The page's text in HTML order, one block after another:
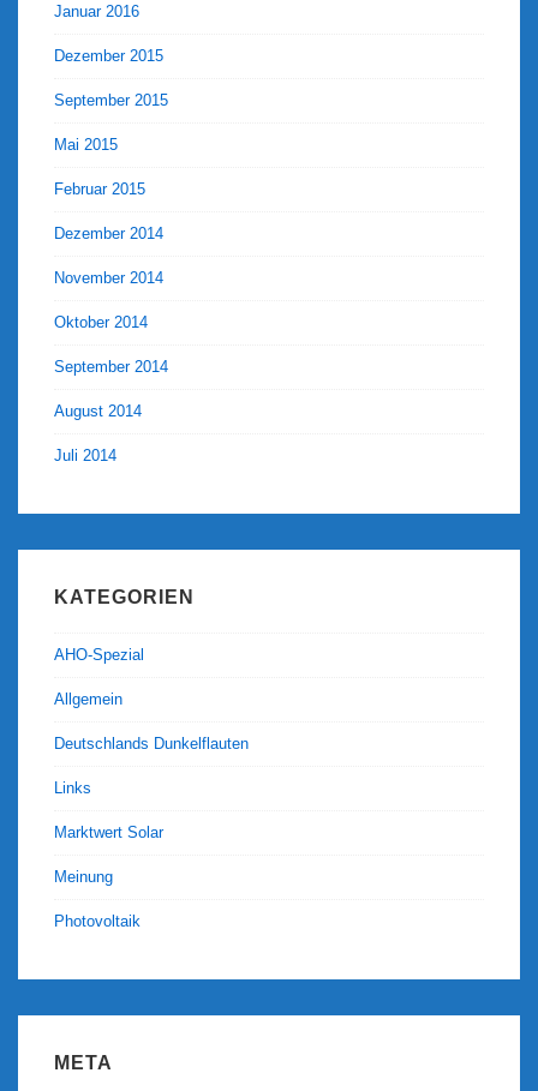
Januar 2016
Dezember 2015
September 2015
Mai 2015
Februar 2015
Dezember 2014
November 2014
Oktober 2014
September 2014
August 2014
Juli 2014
KATEGORIEN
AHO-Spezial
Allgemein
Deutschlands Dunkelflauten
Links
Marktwert Solar
Meinung
Photovoltaik
META